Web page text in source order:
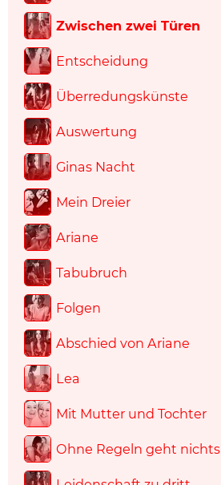
Zwischen zwei Türen
Entscheidung
Überredungskünste
Auswertung
Ginas Nacht
Mein Dreier
Ariane
Tabubruch
Folgen
Abschied von Ariane
Lea
Mit Mutter und Tochter
Ohne Regeln geht nichts